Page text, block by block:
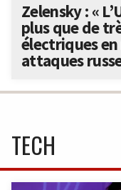
Zelensky : «
plus que de
électriques en
attaques
TECH